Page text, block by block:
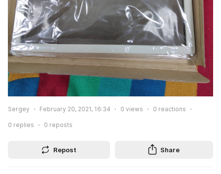
Sergey February 20, 2021, 16:34 0 views 0 reactions
0 replies 0 reposts
Repost Share